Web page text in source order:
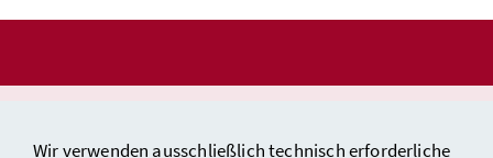
Wir verwenden ausschließlich technisch erforderliche